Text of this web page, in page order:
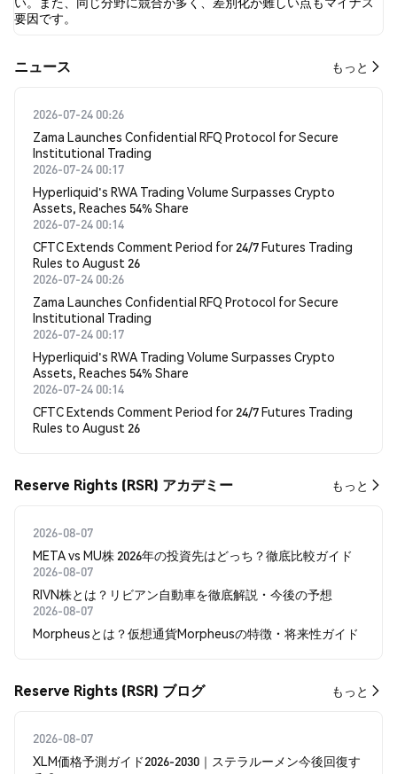
要因です。
​​ニュース​​ もっと
2026-07-24 00:26
Zama Launches Confidential RFQ Protocol for Secure
Institutional Trading
2026-07-24 00:17
Hyperliquid's RWA Trading Volume Surpasses Crypto
Assets, Reaches 54% Share
2026-07-24 00:14
CFTC Extends Comment Period for 24/7 Futures Trading
Rules to August 26
2026-07-24 00:26
Zama Launches Confidential RFQ Protocol for Secure
Institutional Trading
2026-07-24 00:17
Hyperliquid's RWA Trading Volume Surpasses Crypto
Assets, Reaches 54% Share
2026-07-24 00:14
CFTC Extends Comment Period for 24/7 Futures Trading
Rules to August 26
Reserve Rights (RSR) アカデミー もっと
2026-08-07
META vs MU株 2026年の投資先はどっち？徹底比較ガイド
2026-08-07
RIVN株とは？リビアン自動車を徹底解説・今後の予想
2026-08-07
Morpheusとは？仮想通貨Morpheusの特徴・将来性ガイド
Reserve Rights (RSR) ブログ もっと
2026-08-07
XLM価格予測ガイド2026-2030｜ステラルーメン今後回復す